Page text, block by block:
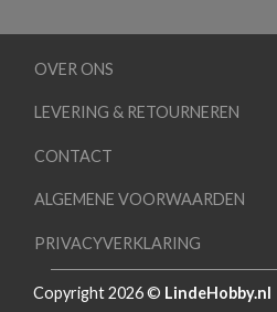
OVER ONS
LEVERING & RETOURNEREN
CONTACT
ALGEMENE VOORWAARDEN
PRIVACYVERKLARING
Copyright 2026 © LindeHobby.nl